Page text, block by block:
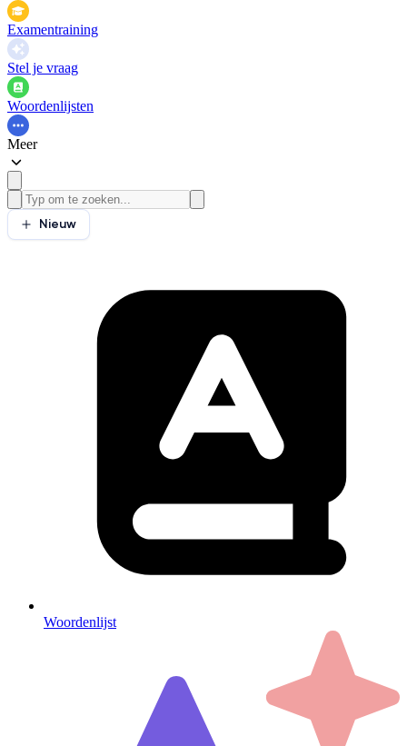
Examentraining
Stel je vraag
Woordenlijsten
Meer
Nieuw
Woordenlijst